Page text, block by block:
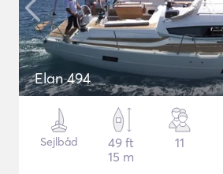
Elan 494
Sejlbåd
49 ft
15 m
11